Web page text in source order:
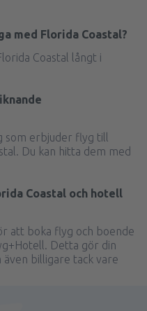
med Florida Coastal?
Coastal långt i
som erbjuder flyg till
Du kan hitta dem med
Coastal och hotell
att boka flyg och boende
Detta gör din
billigare tack vare